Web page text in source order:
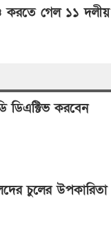
করতে গেল ১১ দলীয়
করবেন
চুলের উপকারিতা